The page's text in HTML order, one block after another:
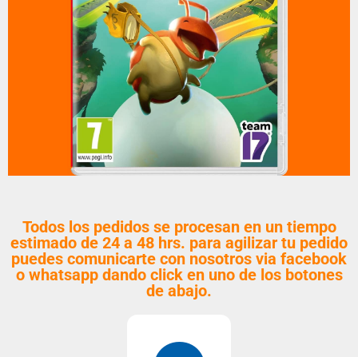
Todos los pedidos se procesan en un tiempo
estimado de 24 a 48 hrs. para agilizar tu pedido
puedes comunicarte con nosotros via facebook
o whatsapp dando click en uno de los botones
de abajo.